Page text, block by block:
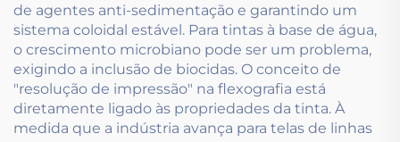
de agentes anti-sedimentação e garantindo um
sistema coloidal estável. Para tintas à base de água,
o crescimento microbiano pode ser um problema,
exigindo a inclusão de biocidas. O conceito de
"resolução de impressão" na flexografia está
diretamente ligado às propriedades da tinta. À
medida que a indústria avança para telas de linhas